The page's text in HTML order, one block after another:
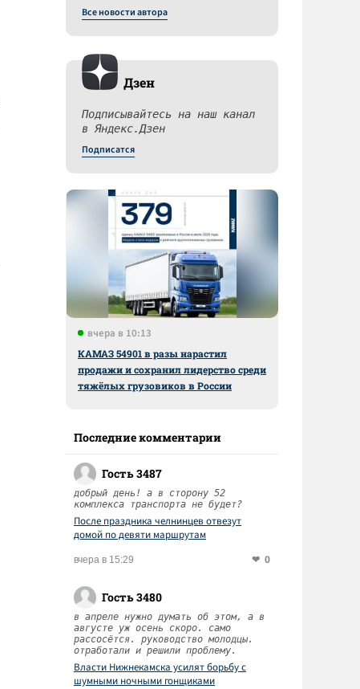
Все новости автора
Дзен
Подписывайтесь на наш канал
в Яндекс.Дзен
Подписатся
вчера в 10:13
КАМАЗ 54901 в разы нарастил
продажи и сохранил лидерство среди
тяжёлых грузовиков в России
Последние комментарии
Гость 3487
добрый день! а в сторону 52
комплекса транспорта не будет?
После праздника челнинцев отвезут
домой по девяти маршрутам
вчера в 15:29 0
Гость 3480
в апреле нужно думать об этом, а в
августе уж осень скоро. само
рассосётся. руководство молодцы.
отработали и решили проблему.
Власти Нижнекамска усилят борьбу с
шумными ночными гонщиками